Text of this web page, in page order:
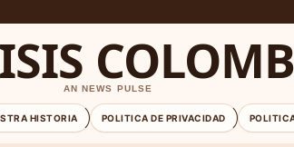
AN NEWS PULSE
HISTORIA POLITICA DE PRIVACIDAD